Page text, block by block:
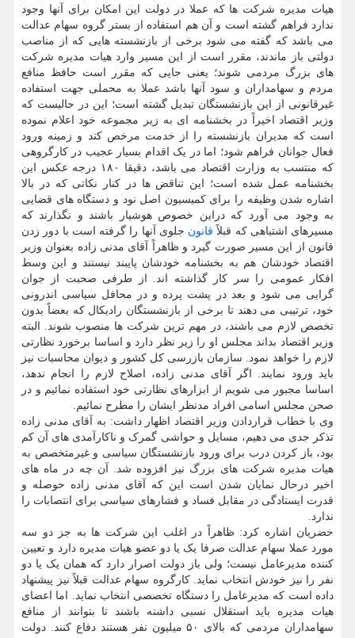
هیات مدیره شرکت ها که عملا در دولت این امکان برای آنها وجود
ندارد فراهم گشته است و آن هم استفاده از بستر گروه سهام عدالت
می باشد که گفته می شود برخی از بازنشسته هایی که از مناصب
دولتی باز ماندند، مقرر است از این مسیر وارد هیات مدیره شرکت
های بزرگ مردمی شوند؛ یعنی جایی که مقرر است حافظ منافع
مردم و سهامداران و سود آنها باشد عملا به محملی جهت استفاده
غیرقانونی از این بازنشستگان تبدیل گشته است؛ این در حالیست که
وزیر اقتصاد اخیراً در بخشنامه ای به زیر مجموعه خود اعلام نموده
است که مدیران بازنشسته را از خدمت مرخص کند و زمینه ورود
فعال جوانان فراهم شود؛ اما در یک اقدام بسیار عجیب در کارگروهی
که منتسب به وزارت اقتصاد می باشد، دقیقا ۱۸۰ درجه عکس این
بخشنامه عمل شده است؛ این تناقض ها در کنار نکاتی که در بالا
اشاره شدن وظیفه را برای کمیسیون اصل نود و دستگاه های قضایی
به وجود می آورد که دراین خصوص هوشیار باشند و نگذارند که
مسیرهای اشتباهی که قبلاً قانون جلوی آنها را گرفته است با دور زدن
قانون از این مسیر صورت گیرد و ظاهراً آقای مدنی زاده بعنوان وزیر
اقتصاد خودشان هم به بخشنامه خودشان پایبند نیستند و این وسط
افکار عمومی را سر کار گذاشته اند. از طرفی صحبت از جوان
گرایی می شود و بعد در پشت پرده و در محافل سیاسی اندرونی
خود، ترتیبی می دهند تا برخی از بازنشستگان رادیکال که بعضاً بدون
تخصص لازم می باشند، در مهم ترین شرکت ها منصوب شوند. البته
وزیر اقتصاد بداند مجلس او را زیر نظر دارد و اساسا برخورد نظارتی
لازم را خواهد نمود. سازمان بازرسی کل کشور و دیوان محاسبات نیز
باید ورود نمایند. اگر آقای مدنی زاده، اصلاح لازم را انجام ندهد،
اساسا مجبور می شویم از ابزارهای نظارتی خود استفاده نمائیم و در
صحن مجلس اسامی افراد مدنظر ایشان را مطرح نمائیم.
وی با خطاب قراردادن وزیر اقتصاد اظهار داشت: به آقای مدنی زاده
تذکر جدی می دهیم، مسایل و حواشی گمرک و ناکارآمدی های آن کم
بود، باز کردن درب برای ورود بازنشستگان سیاسی و غیرمتخصص به
هیات مدیره شرکت های بزرگ نیز افزوده شد. آن چه در ماه های
اخیر درحال نمایان شدن است این که آقای مدنی زاده حوصله و
قدرت ایستادگی در مقابل فساد و فشارهای سیاسی برای انتصابات را
ندارد.
خضریان اشاره کرد: ظاهراً در اغلب این شرکت ها به جز دو سه
مورد عملا سهام عدالت صرفا یک یا دو عضو هیات مدیره دارد و تعیین
کننده مدیرعامل نیست؛ ولی باز دولت اصرار دارد که همان یک یا دو
نفر را نیز خودش انتخاب نماید. کارگروه سهام عدالت قبلاً نیز پیشنهاد
داده است که مدیرعامل را دستگاه تخصصی انتخاب نماید. اما اعضای
هیات مدیره باید استقلال نسبی داشته باشند تا بتوانند از منافع
سهامداران مردمی که بالای ۵۰ میلیون نفر هستند دفاع کنند. دولت